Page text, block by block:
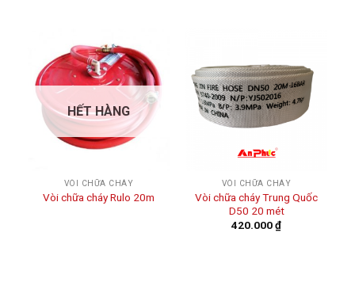
HẾT HÀNG
VÒI CHỮA CHÁY
Vòi chữa cháy Rulo 20m
VÒI CHỮA CHÁY
Vòi chữa cháy Trung Quốc
D50 20 mét
420.000₫